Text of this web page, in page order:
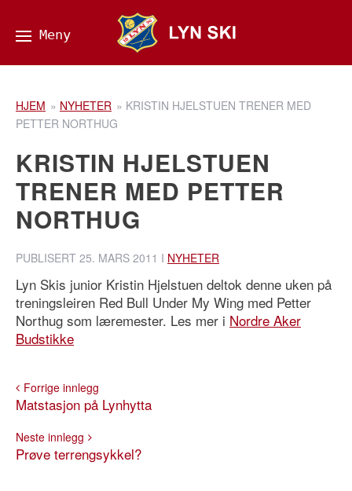
HJEM » NYHETER » KRISTIN HJELSTUEN TRENER MED
PETTER NORTHUG
KRISTIN HJELSTUEN
TRENER MED PETTER
NORTHUG
PUBLISERT 25. MARS 2011 I NYHETER
Lyn Skis junior Kristin Hjelstuen deltok denne uken på
treningsleiren Red Bull Under My Wing med Petter
Northug som læremester. Les mer i Nordre Aker
Budstikke
Forrige innlegg
Matstasjon på Lynhytta
Neste innlegg
Prøve terrengsykkel?